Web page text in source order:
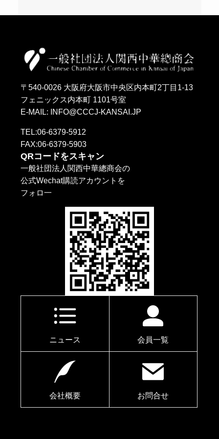
〒540-0026 大阪府大阪市中央区内本町2丁目1-13
フェニックス内本町 1101号室
E-MAIL: INFO@CCCJ-KANSAI.JP
TEL:06-6379-5912
FAX:06-6379-5903
QRコードをスキャン
一般社団法人関西中華總商会の
公式Wechat購読アカウントを
フォロ一
ニュース 会員一覧
会社概要 お問合せ